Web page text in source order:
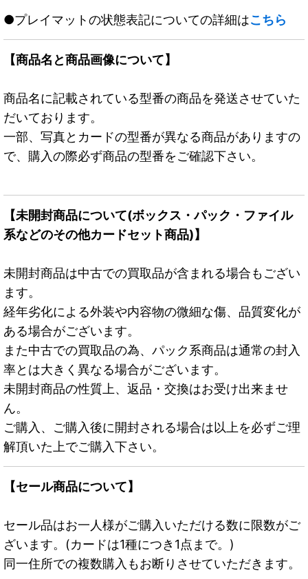
●プレイマットの状態表記についての詳細はこちら
【商品名と商品画像について】
商品名に記載されている型番の商品を発送させていた
だいております。
一部、写真とカードの型番が異なる商品がありますの
で、購入の際必ず商品の型番をご確認下さい。
【未開封商品について(ボックス・パック・ファイル
系などのその他カードセット商品)】
未開封商品は中古での買取品が含まれる場合もござい
ます。
経年劣化による外装や内容物の微細な傷、品質変化が
ある場合がございます。
また中古での買取品の為、パック系商品は通常の封入
率とは大きく異なる場合がございます。
未開封商品の性質上、返品・交換はお受け出来ませ
ん。
ご購入、ご購入後に開封される場合は以上を必ずご理
解頂いた上でご購入下さい。
【セール商品について】
セール品はお一人様がご購入いただける数に限数がご
ざいます。(カードは1種につき1点まで。)
同一住所での複数購入もお断りさせていただきます。